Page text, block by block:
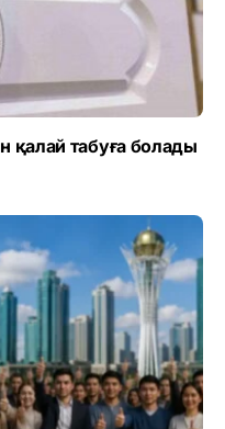
қалай табуға болады